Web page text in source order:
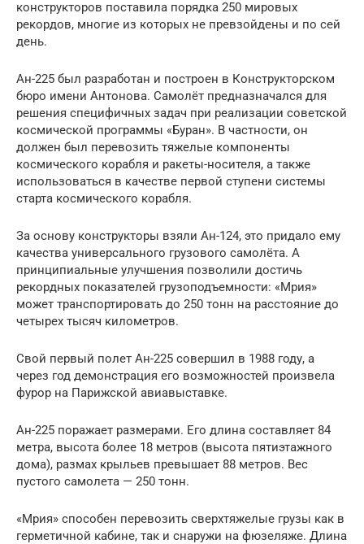
конструкторов поставила порядка 250 мировых
рекордов, многие из которых не превзойдены и по сей
день.
Ан-225 был разработан и построен в Конструкторском
бюро имени Антонова. Самолёт предназначался для
решения специфичных задач при реализации советской
космической программы «Буран». В частности, он
должен был перевозить тяжелые компоненты
космического корабля и ракеты-носителя, а также
использоваться в качестве первой ступени системы
старта космического корабля.
За основу конструкторы взяли Ан-124, это придало ему
качества универсального грузового самолёта. А
принципиальные улучшения позволили достичь
рекордных показателей грузоподъемности: «Мрия»
может транспортировать до 250 тонн на расстояние до
четырех тысяч километров.
Свой первый полет Ан-225 совершил в 1988 году, а
через год демонстрация его возможностей произвела
фурор на Парижской авиавыставке.
Ан-225 поражает размерами. Его длина составляет 84
метра, высота более 18 метров (высота пятиэтажного
дома), размах крыльев превышает 88 метров. Вес
пустого самолета — 250 тонн.
«Мрия» способен перевозить сверхтяжелые грузы как в
герметичной кабине, так и снаружи на фюзеляже. Длина